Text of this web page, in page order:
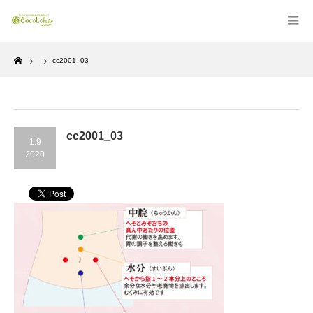
Home
cc2001_03
1.9
2020
cc2001_03